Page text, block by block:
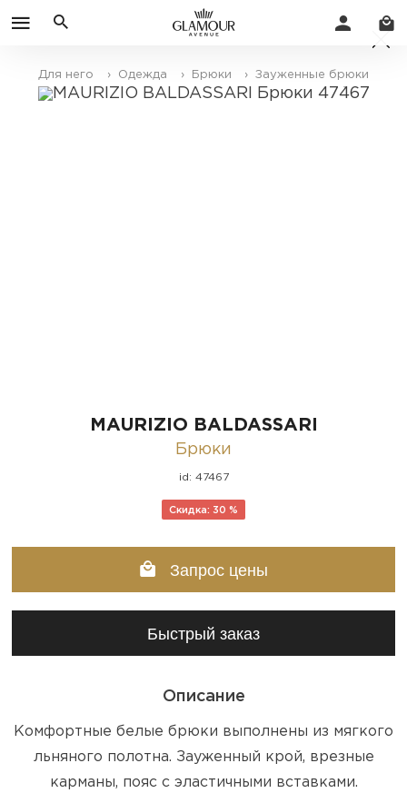
Для него › Одежда › Брюки › Зауженные брюки
MAURIZIO BALDASSARI
Брюки
id: 47467
Скидка: 30 %
Запрос цены
Быстрый заказ
Описание
Комфортные белые брюки выполнены из мягкого
льняного полотна. Зауженный крой, врезные
карманы, пояс с эластичными вставками.